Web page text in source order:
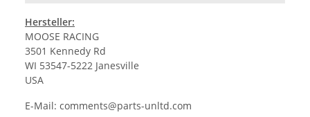
Hersteller:
MOOSE RACING
3501 Kennedy Rd
WI 53547-5222 Janesville
USA
E-Mail: comments@parts-unltd.com